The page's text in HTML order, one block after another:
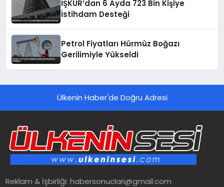
İŞKUR’dan 6 Ayda 723 Bin Kişiye
İstihdam Desteği
Petrol Fiyatları Hürmüz Boğazı
Gerilimiyle Yükseldi
Ülkenin Haber'de Doğru Adresi
Reklam & İşbirliği:habersonuclari@gmail.com